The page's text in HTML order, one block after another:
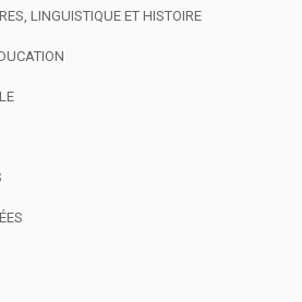
LINGUISTIQUE ET HISTOIRE